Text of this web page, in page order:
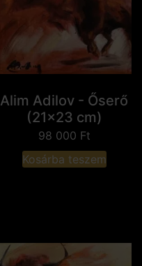
Alim Adilov - Őserő
(21x23 cm)
98 000 Ft
Kosárba teszem